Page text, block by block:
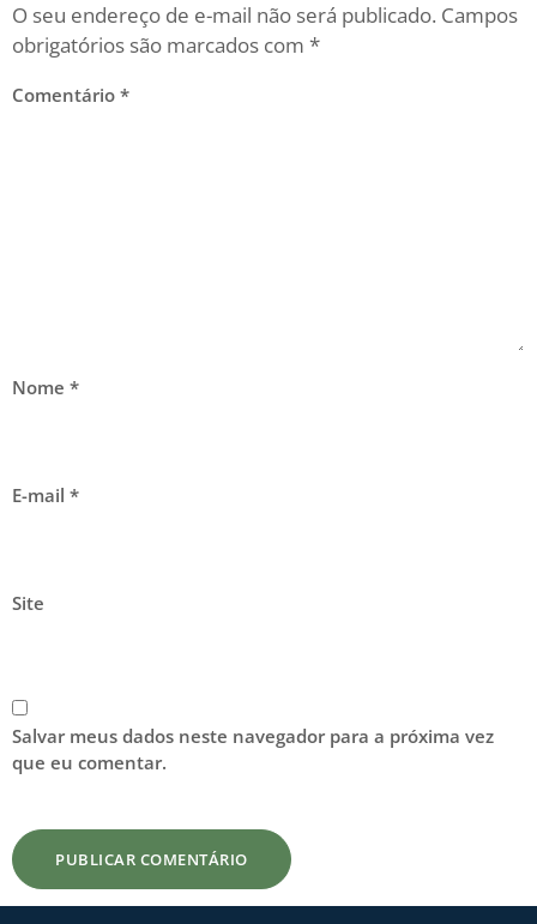
O seu endereço de e-mail não será publicado. Campos
obrigatórios são marcados com *
Comentário *
Nome *
E-mail *
Site
Salvar meus dados neste navegador para a próxima vez
que eu comentar.